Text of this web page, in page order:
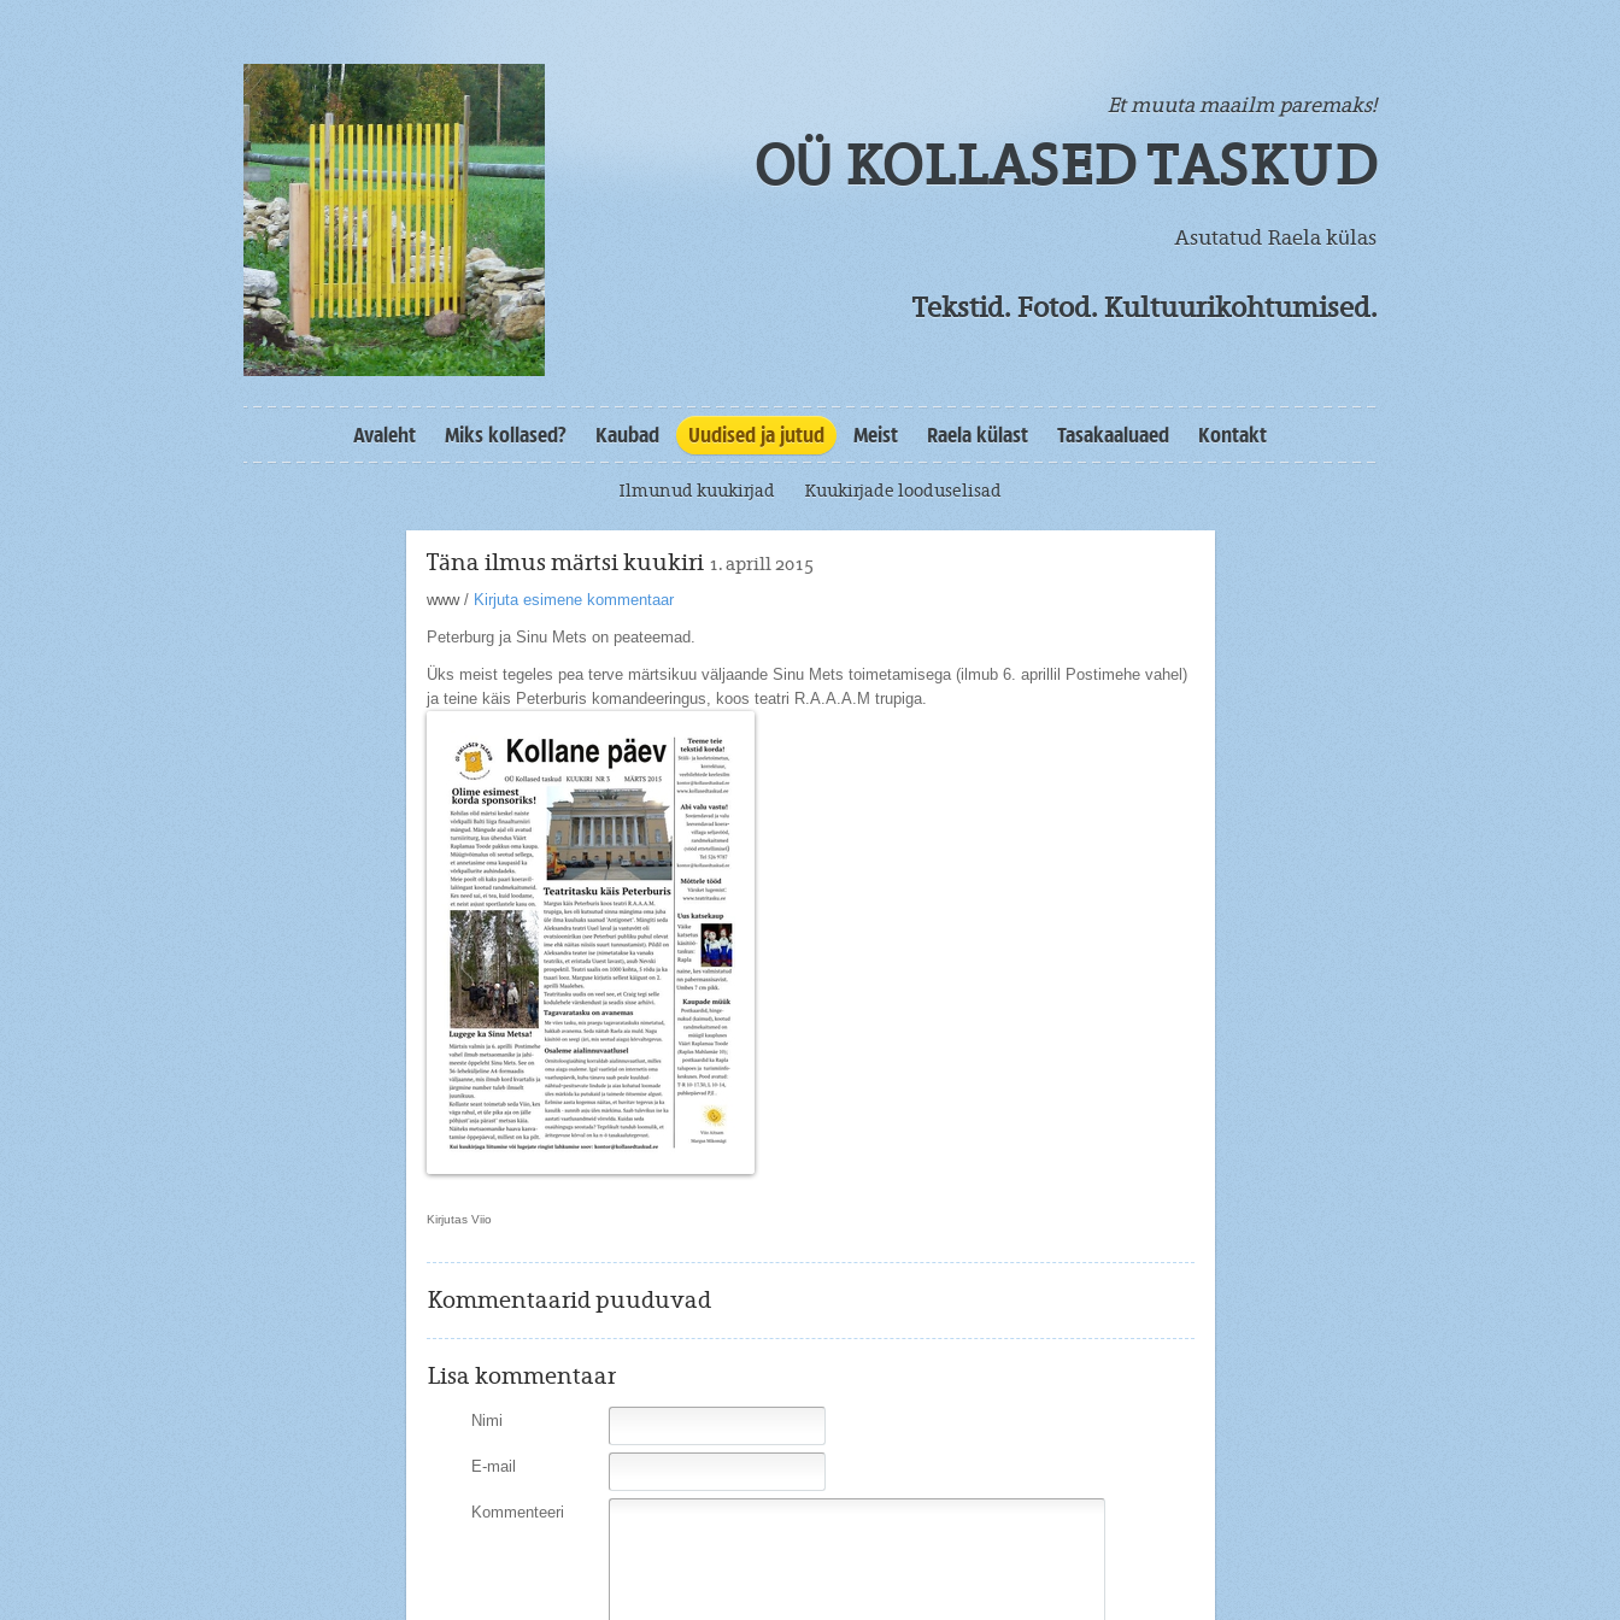
Et muuta maailm paremaks!
OÜ KOLLASED TASKUD
Asutatud Raela külas
Tekstid. Fotod. Kultuurikohtumised.
Avaleht Miks kollased? Kaubad Uudised ja jutud Meist Raela külast Tasakaaluaed Kontakt
Ilmunud kuukirjad Kuukirjade looduselisad
Täna ilmus märtsi kuukiri 1. aprill 2015
www/ Kirjuta esimene kommentaar
Peterburg ja Sinu Mets on peateemad.
Üks meist tegeles pea terve märtsikuu väljaande Sinu Mets toimetamisega (ilmub 6. aprillil Postimehe vahel)
ja teine käis Peterburis komandeeringus, koos teatri R.A.A.A.M trupiga.
Kirjutas Viio
Kommentaarid puuduvad
Lisa kommentaar
Nimi
E-mail
Kommenteeri